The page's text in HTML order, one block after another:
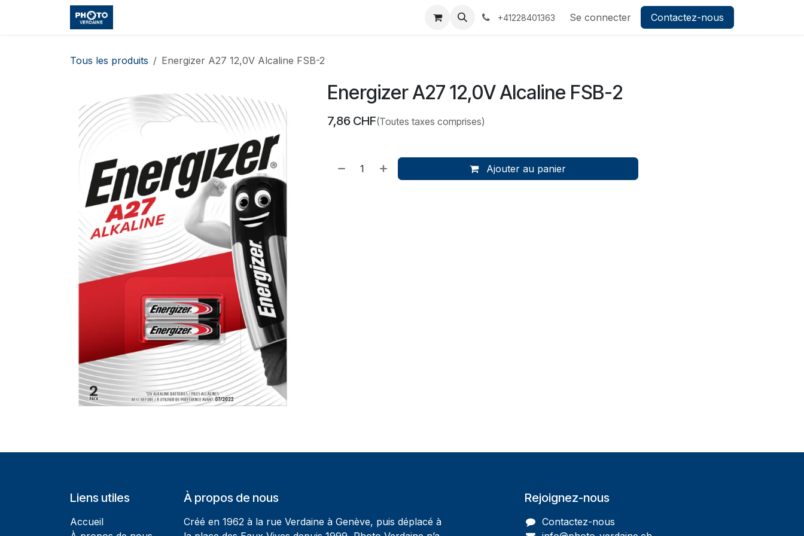
Se rendre au contenu
Événements Services Contactez-nous
+41228401363 Se connecter Contactez-nous
Tous les produits Energizer A27 12,0V Alcaline FSB-2
Energizer A27 12,0V Alcaline FSB-2
7,86 CHF(Toutes taxes comprises)
Ajouter au panier
Liens utiles
Accueil
À propos de nous
Créé en 1962 à la rue Verdaine à Genève, puis déplacé à
Rejoignez-nous
Contactez-nous